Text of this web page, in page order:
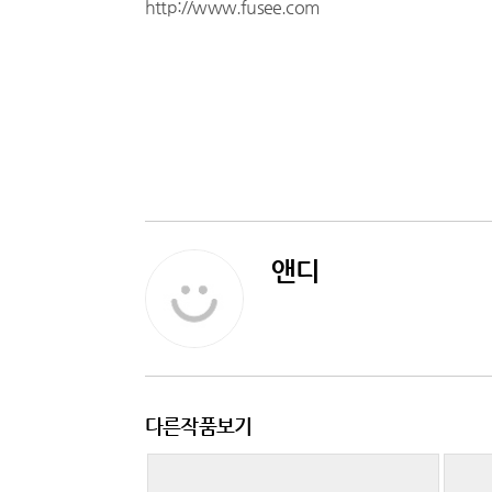
http://www.fusee.com
앤디
다른작품보기